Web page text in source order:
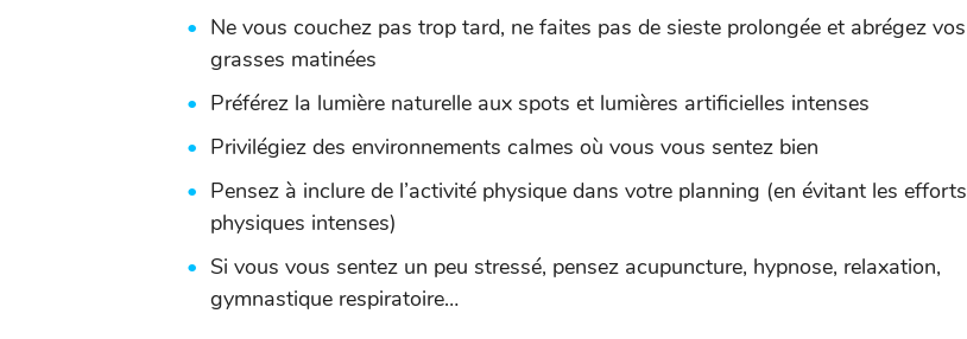
Ne vous couchez pas trop tard, ne faites pas de sieste prolongée et abrégez vos
grasses matinées
Préférez la lumière naturelle aux spots et lumières artificielles intenses
Privilégiez des environnements calmes où vous vous sentez bien
Pensez à inclure de l’activité physique dans votre planning (en évitant les efforts
physiques intenses)
Si vous vous sentez un peu stressé, pensez acupuncture, hypnose, relaxation,
gymnastique respiratoire…